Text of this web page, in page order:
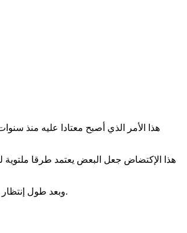
هذا الأمر الذي أصبح معتادا عليه منذ
هذا الإكتضاض جعل البعض يعتمد طرقا
وبعد طول إنتظار وكثرة التشكيات، بادرت الدولة مشكورة بإحداث منصة ، تمكن المتبرع من أخذ موعد مسبق لتفادي الانتظار على حد قول المسؤولين القائمين عن مركز نقل الدم.